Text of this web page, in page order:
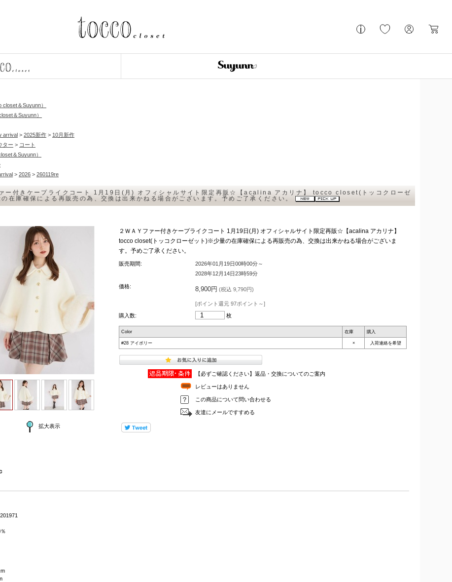
＆Suyunn）
＆Suyunn）
arrival > 2025新作 > 10月新作
ター > コート
＆Suyunn）
> 2026 > 260119re
ー付きケープライクコート 1月19日(月) オフィシャルサイト限定再販☆【acalina アカリナ】 tocco closet(トッコクローゼ
在庫確保による再販売の為、交換は出来かねる場合がございます。予めご了承ください。
拡大表示
２ＷＡＹファー付きケープライクコート 1月19日(月) オフィシャルサイト限定再販☆【acalina アカリナ】
tocco closet(トッコクローゼット)※少量の在庫確保による再販売の為、交換は出来かねる場合がございま
す。予めご了承ください。
販売期間:
2026年01月19日00時00分～
2028年12月14日23時59分
価格: 8,900円 (税込 9,790円)
[ポイント還元 97ポイント～]
購入数:
枚
Color 在庫 購入
#28 アイボリー × 入荷連絡を希望
【必ずご確認ください】返品・交換についてのご案内
レビューはありません
この商品について問い合わせる
友達にメールですすめる